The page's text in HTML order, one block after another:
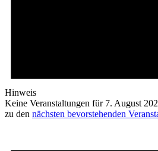
Hinweis
Keine Veranstaltungen für 7. August
zu den nächsten bevorstehenden